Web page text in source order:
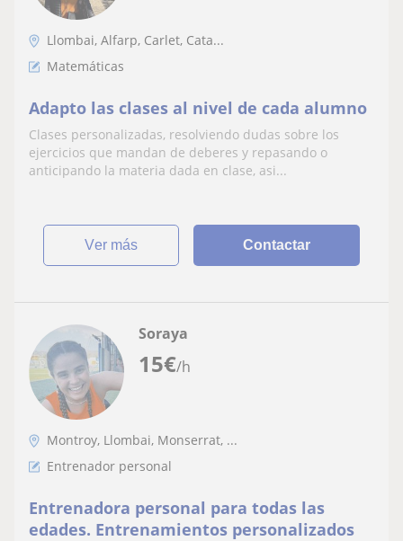
Llombai, Alfarp, Carlet, Cata...
Matemáticas
Adapto las clases al nivel de cada alumno
Clases personalizadas, resolviendo dudas sobre los
ejercicios que mandan de deberes y repasando o
anticipando la materia dada en clase, asi...
ver más Contactar
15€/h
Soraya
Montroy, Llombai, Monserrat, ...
Entrenador personal
Entrenadora personal para todas las
edades. Entrenamientos personalizados